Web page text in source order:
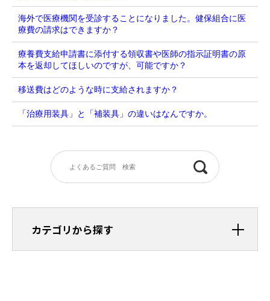
海外で医療機関を受診することになりました。健保組合に医
療費の請求はできますか？
療養費支給申請書に添付する領収書や医師の指示証明書の原
本を返却してほしいのですが、可能ですか？
移送費はどのような時に支給されますか？
「治療用装具」と「補装具」の違いはなんですか。
カテゴリから探す